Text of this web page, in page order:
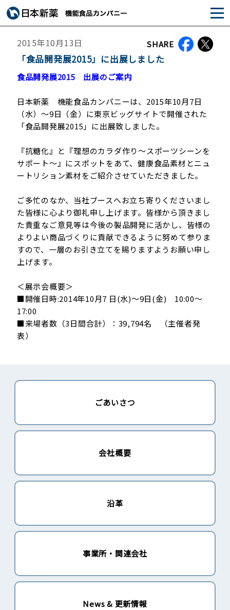
2015年10月13日 SHARE
「食品開発展2015」に出展しました
食品開発展2015 出展のご案内
日本新薬 機能食品カンパニーは、2015年10月7日
（水）～9日（金）に東京ビッグサイトで開催された
「食品開発展2015」に出展致しました。
『抗糖化』と『理想のカラダ作り～スポーツシーンを
サポート～』にスポットをあて、健康食品素材とニュ
ートリション素材をご紹介させていただきました。
ご多忙のなか、当社ブースへお立ち寄りくださいまし
た皆様に心より御礼申し上げます。皆様から頂きまし
た貴重なご意見等は今後の製品開発に活かし、皆様の
よりよい商品づくりに貢献できるように努めて参りま
すので、一層のお引き立てを賜りますようお願い申し
上げます。
＜展示会概要＞
■開催日時:2014年10月7 日(水)～9日(金) 10:00～
17:00
■来場者数（3日間合計）：39,794名 （主催者発
表）
ごあいさつ
会社概要
沿革
事業所・関連会社
News & 更新情報